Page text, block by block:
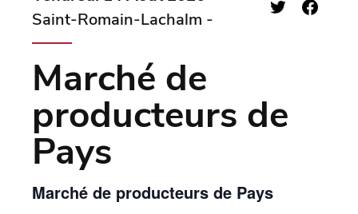
Saint-Romain-Lachalm -
Marché de
producteurs de
Pays
Marché de producteurs de Pays